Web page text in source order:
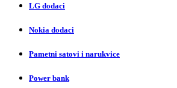
LG dodaci
Nokia dodaci
Pametni satovi i narukvice
Power bank